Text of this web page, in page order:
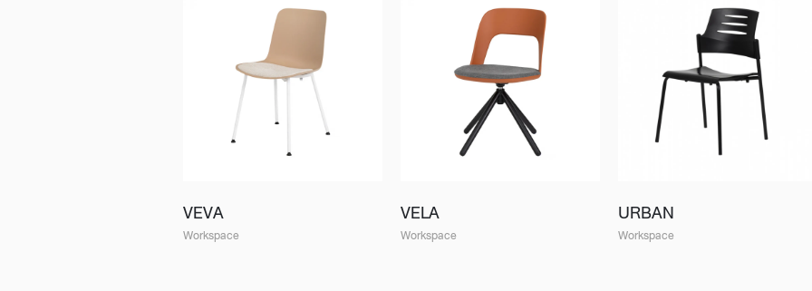
VEVA
Workspace
VELA
Workspace
URBAN
Workspace